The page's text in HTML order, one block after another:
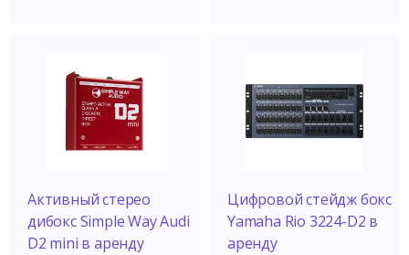
Активный стерео
дибокс Simple Way Audi
D2 mini в аренду
Цифровой стейдж бокс
Yamaha Rio 3224-D2 в
аренду